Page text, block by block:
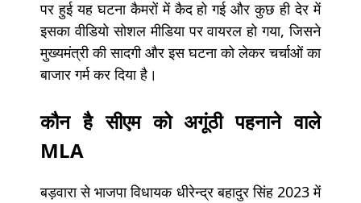
पर हुई यह घटना कैमरों में कैद हो गई और कुछ ही देर में
इसका वीडियो सोशल मीडिया पर वायरल हो गया, जिसने
मुख्यमंत्री की सादगी और इस घटना को लेकर चर्चाओं का
बाजार गर्म कर दिया है।
कौन है सीएम को अगूंठी पहनाने वाले
MLA
बड़वारा से भाजपा विधायक धीरेन्द्र बहादुर सिंह 2023 में